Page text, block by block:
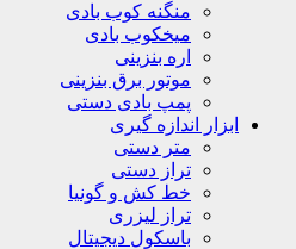
منگنه کوب بادی
میخکوب بادی
اره بنزینی
موتور برق بنزینی
پمپ بادی دستی
ابزار اندازه گیری
متر دستی
تراز دستی
خط کش و گونیا
تراز لیزری
باسکول دیجیتال